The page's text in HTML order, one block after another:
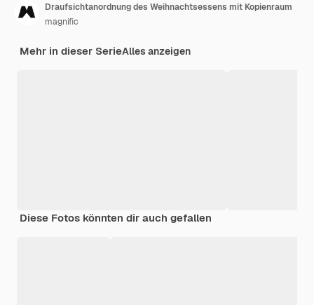
Draufsichtanordnung des Weihnachtsessens mit Kopienraum
magnific
Mehr in dieser SerieAlles anzeigen
Diese Fotos könnten dir auch gefallen